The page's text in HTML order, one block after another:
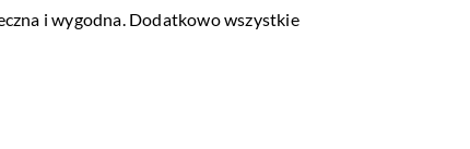
i wygodna. Dodatkowo wszystkie